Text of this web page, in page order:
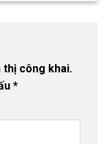
thị công khai.
*